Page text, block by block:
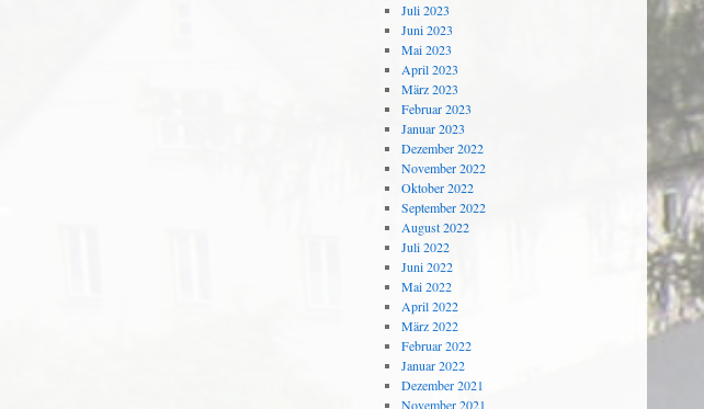
Juli 2023
Juni 2023
Mai 2023
April 2023
März 2023
Februar 2023
Januar 2023
Dezember 2022
November 2022
Oktober 2022
September 2022
August 2022
Juli 2022
Juni 2022
Mai 2022
April 2022
März 2022
Februar 2022
Januar 2022
Dezember 2021
November 2021